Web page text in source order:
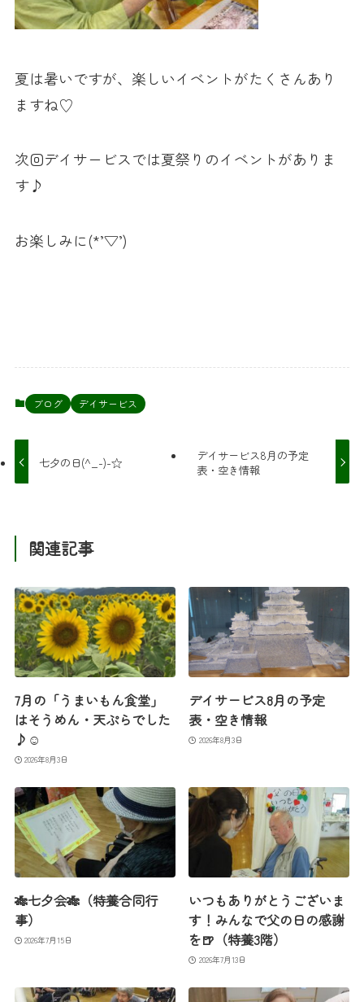
夏は暑いですが、楽しいイベントがたくさんあり
ますね♡
次回デイサービスでは夏祭りのイベントがありま
す♪
お楽しみに(*’▽’)
ブログ デイサービス
七夕の日(^_-)-☆
デイサービス8月の予定
表・空き情報
関連記事
7月の「うまいもん食堂」
はそうめん・天ぷらでした
♪☺
2026年8月3日
デイサービス8月の予定
表・空き情報
2026年8月3日
🎋七夕会🎋（特養合同行
事）
2026年7月15日
いつもありがとうございま
す！みんなで父の日の感謝
を🍺（特養3階）
2026年7月13日